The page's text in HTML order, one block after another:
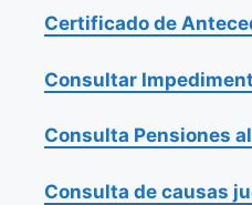
Certificado de
Consultar
Consulta Pensiones
Consulta de causas